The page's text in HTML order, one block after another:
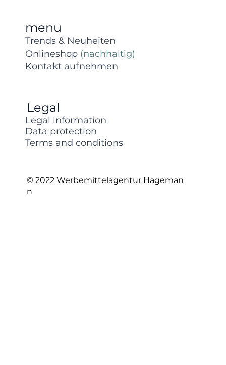
menu
Trends & Neuheiten
Onlineshop (nachhaltig)
Kontakt aufnehmen
Legal information
Data protection
Terms and conditions
© 2022 Werbemittelagentur Hageman
n
Legal